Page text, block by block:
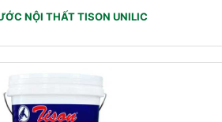
NỘI THẤT TISON UNILIC